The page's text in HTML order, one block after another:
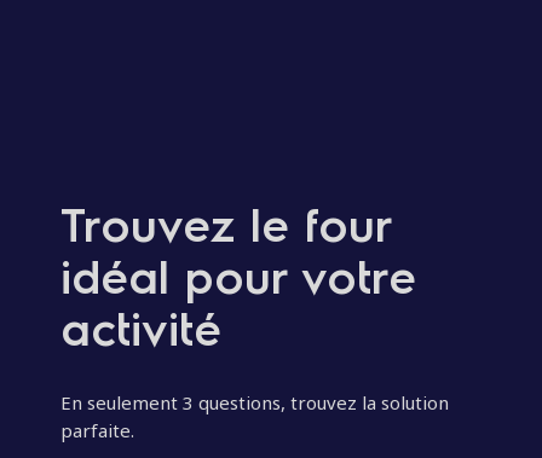
Trouvez le four
idéal pour votre
activité
En seulement 3 questions, trouvez la solution
parfaite.